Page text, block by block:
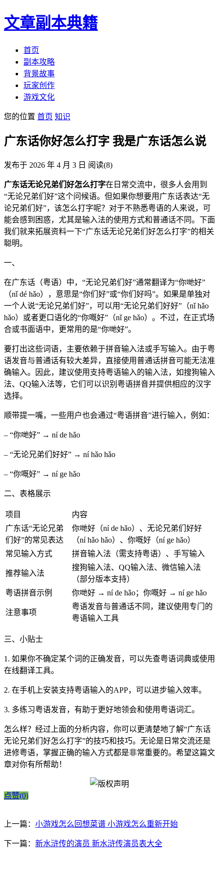
文章副本典籍
首页
副本攻略
背景故事
玩家创作
游戏文化
您的位置 首页 知识
广东话你好怎么打字 我是广东话怎么说
发布于 2026 年 4 月 3 日 阅读(8)
广东话无论兄弟们好怎么打字在日常交流中，很多人会用到
“无论兄弟们好”这个问候语。但如果你想要用广东话表达“无
论兄弟们好”，该怎么打字呢？对于不熟悉粤语的人来说，可
能会感到困惑，尤其是输入法的使用方式和普通话不同。下面
我们就来拓展资料一下“广东话无论兄弟们好怎么打字”的相关
聪明。
一、
在广东话（粤语）中，“无论兄弟们好”通常翻译为“你哋好”
（nǐ dé hǎo），意思是“你们好”或“你们好吗”。如果是单独对
一个人说“无论兄弟们好”，可以用“无论兄弟们好好”（nǐ hǎo
hǎo）或者更口语化的“你嘅好”（nǐ ge hǎo）。不过，在正式场
合或书面语中，更常用的是“你哋好”。
要打出这些词语，主要依赖于拼音输入法或手写输入。由于粤
语发音与普通话有较大差异，直接使用普通话拼音可能无法准
确输入。因此，建议使用支持粤语输入的输入法，如搜狗输入
法、QQ输入法等，它们可以识别粤语拼音并提供相应的汉字
选择。
顺带提一嘴，一些用户也会通过“粤语拼音”进行输入，例如：
– “你哋好” → ní de hǎo
– “无论兄弟们好好” → ní hǎo hǎo
– “你嘅好” → ní ge hǎo
二、表格展示
项目
内容
广东话“无论兄弟
们好”的常见表达
你哋好（ní de hǎo）、无论兄弟们好好
（ní hǎo hǎo）、你嘅好（ní ge hǎo）
常见输入方式
拼音输入法（需支持粤语）、手写输入
推荐输入法
搜狗输入法、QQ输入法、微信输入法
（部分版本支持）
粤语拼音示例
你哋好 → ní de hǎo；你嘅好 → ní ge hǎo
注意事项
粤语发音与普通话不同，建议使用专门的
粤语输入工具
三、小贴士
1. 如果你不确定某个词的正确发音，可以先查粤语词典或使用
在线翻译工具。
2. 在手机上安装支持粤语输入的APP，可以进步输入效率。
3. 多练习粤语发音，有助于更好地领会和使用粤语词汇。
怎么样？经过上面的分析内容，你可以更清楚地了解“广东话
无论兄弟们好怎么打字”的技巧和技巧。无论是日常交流还是
进修粤语，掌握正确的输入方式都是非常重要的。希望这篇文
章对你有所帮助！
点赞(0)
上一篇： 小游戏怎么回想菜谱 小游戏怎么重新开始
下一篇： 新水浒传的演员 新水浒传演员表大全